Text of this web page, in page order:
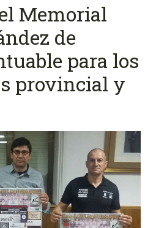
Memorial
de
para los
provincial y